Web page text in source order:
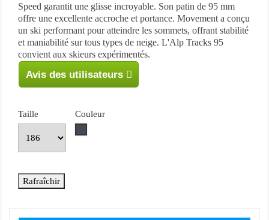
Speed garantit une glisse incroyable. Son patin de 95 mm
offre une excellente accroche et portance. Movement a conçu
un ski performant pour atteindre les sommets, offrant stabilité
et maniabilité sur tous types de neige. L'Alp Tracks 95
convient aux skieurs expérimentés.
Avis des utilisateurs
Taille
Couleur